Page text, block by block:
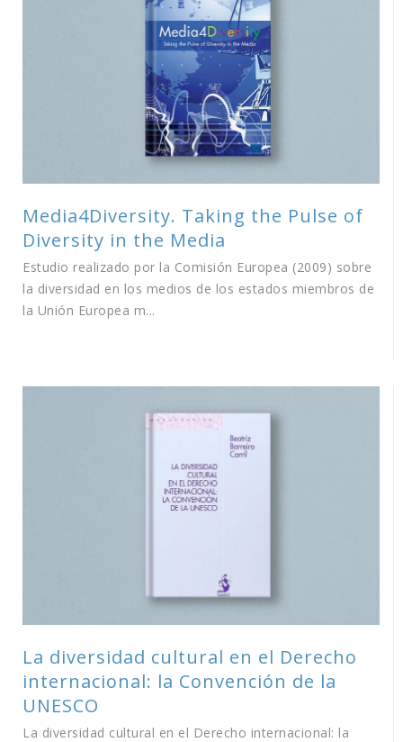
Media4Diversity. Taking the Pulse of
Diversity in the Media
Estudio realizado por la Comisión Europea (2009) sobre
la diversidad en los medios de los estados miembros de
la Unión Europea m...
La diversidad cultural en el Derecho
internacional: la Convención de la
UNESCO
La diversidad cultural en el Derecho internacional: la